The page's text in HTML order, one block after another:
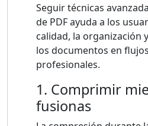
Seguir técnicas
de PDF ayuda a los
calidad, la organización
los documentos en
profesionales.
1. Comprimir
fusionas